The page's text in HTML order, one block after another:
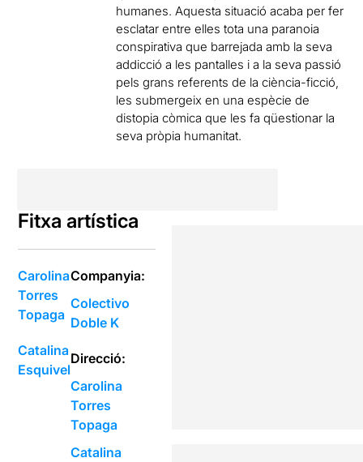
humanes. Aquesta situació acaba per fer
esclatar entre elles tota una paranoia
conspirativa que barrejada amb la seva
addicció a les pantalles i a la seva passió
pels grans referents de la ciència-ficció,
les submergeix en una espècie de
distopia còmica que les fa qüestionar la
seva pròpia humanitat.
Fitxa artística
Carolina
Torres
Topaga
Catalina
Esquivel
Companyia:
Colectivo
Doble K
Direcció:
Carolina
Torres
Topaga
Catalina